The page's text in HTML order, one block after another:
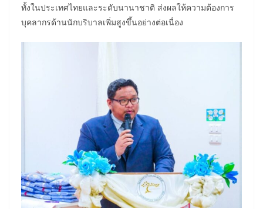
ทั้งในประเทศไทยและระดับนานาชาติ ส่งผลให้ความต้องการ
บุคลากรด้านนักบริบาลเพิ่มสูงขึ้นอย่างต่อเนื่อง